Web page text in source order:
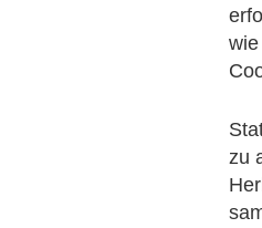
Ruth Brand wurde
für Arbeit in
Brand das
Bundesamt (Destatis))
zu